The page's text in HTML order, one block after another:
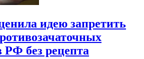
идею запретить
РФ без рецепта